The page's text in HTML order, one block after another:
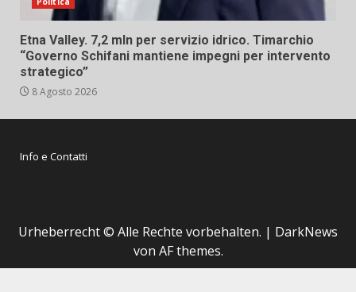
Etna Valley. 7,2 mln per servizio idrico. Timarchio
“Governo Schifani mantiene impegni per intervento
strategico”
8 Agosto 2026
Info e Contatti
Urheberrecht © Alle Rechte vorbehalten. | DarkNews
von AF themes.